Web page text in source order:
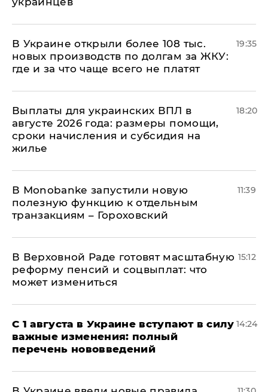
В Украине открыли более 108 тыс.
новых производств по долгам за ЖКУ:
где и за что чаще всего не платят
19:35
Выплаты для украинских ВПЛ в
августе 2026 года: размеры помощи,
сроки начисления и субсидия на
жилье
18:20
В Мonobankе запустили новую
полезную функцию к отдельным
транзакциям – Гороховский
11:39
В Верховной Раде готовят масштабную
реформу пенсий и соцвыплат: что
может измениться
15:12
С 1 августа в Украине вступают в силу
важные изменения: полный
перечень нововведений
14:24